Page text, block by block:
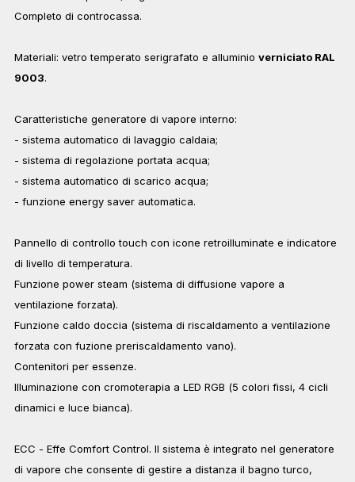
Completo di controcassa.
Materiali: vetro temperato serigrafato e alluminio verniciato RAL
9003.
Caratteristiche generatore di vapore interno:
- sistema automatico di lavaggio caldaia;
- sistema di regolazione portata acqua;
- sistema automatico di scarico acqua;
- funzione energy saver automatica.
Pannello di controllo touch con icone retroilluminate e indicatore
di livello di temperatura.
Funzione power steam (sistema di diffusione vapore a
ventilazione forzata).
Funzione caldo doccia (sistema di riscaldamento a ventilazione
forzata con fuzione preriscaldamento vano).
Contenitori per essenze.
Illuminazione con cromoterapia a LED RGB (5 colori fissi, 4 cicli
dinamici e luce bianca).
ECC - Effe Comfort Control. Il sistema è integrato nel generatore
di vapore che consente di gestire a distanza il bagno turco,